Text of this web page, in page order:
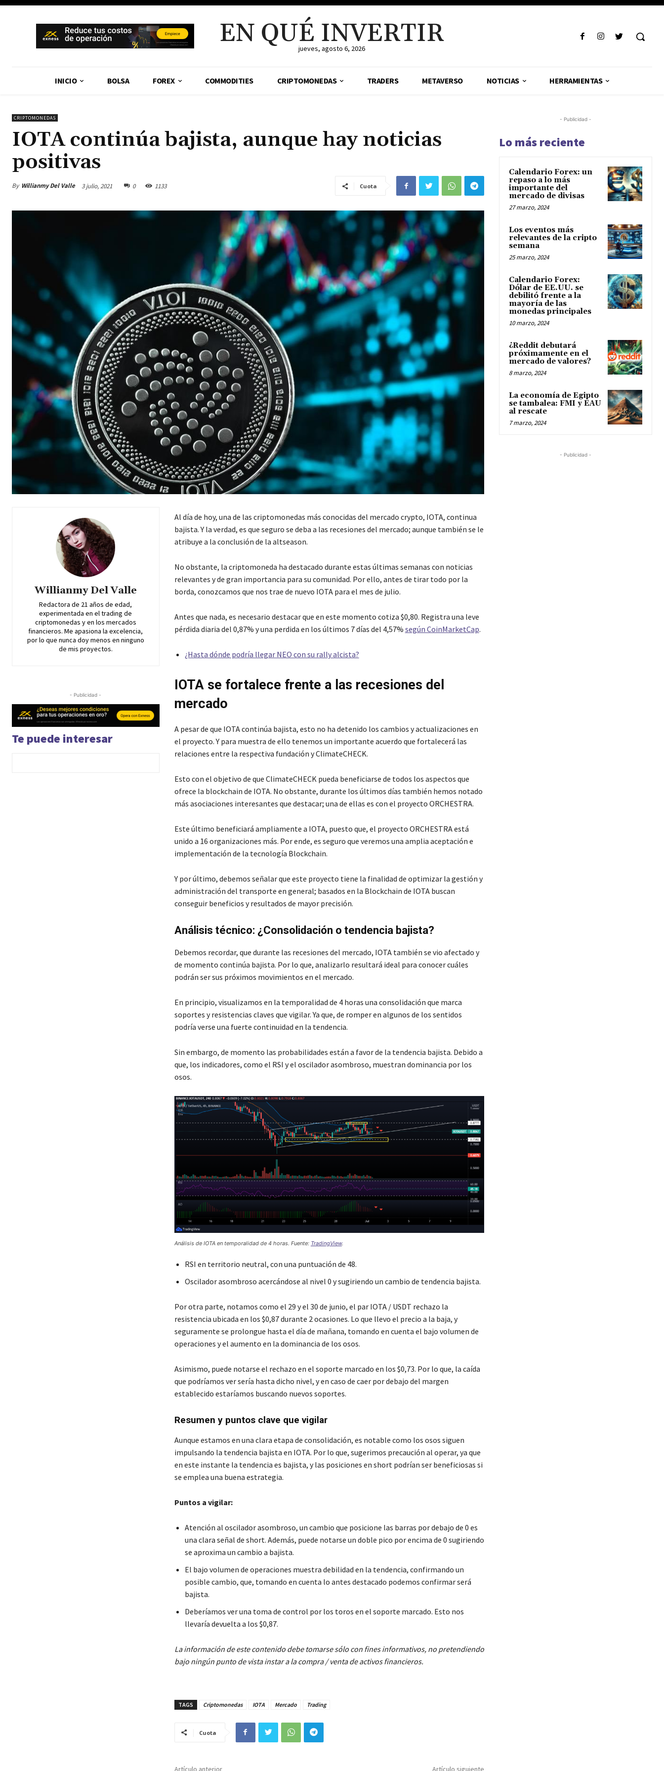
EN QUÉ INVERTIR
jueves, agosto 6, 2026
INICIO BOLSA FOREX COMMODITIES CRIPTOMONEDAS TRADERS METAVERSO NOTICIAS HERRAMIENTAS
CRIPTOMONEDAS
IOTA continúa bajista, aunque hay noticias
positivas
By Willianmy Del Valle 3 julio, 2021 0 1133 Cuota
Willianmy Del Valle
Redactora de 21 años de edad,
experimentada en el trading de
criptomonedas y en los mercados
financieros. Me apasiona la excelencia,
por lo que nunca doy menos en ninguno
de mis proyectos.
- Publicidad -
Te puede interesar
Al día de hoy, una de las criptomonedas más conocidas del mercado crypto, IOTA, continua
bajista. Y la verdad, es que seguro se deba a las recesiones del mercado; aunque también se le
atribuye a la conclusión de la altseason.
No obstante, la criptomoneda ha destacado durante estas últimas semanas con noticias
relevantes y de gran importancia para su comunidad. Por ello, antes de tirar todo por la
borda, conozcamos que nos trae de nuevo IOTA para el mes de julio.
Antes que nada, es necesario destacar que en este momento cotiza $0,80. Registra una leve
pérdida diaria del 0,87% y una perdida en los últimos 7 días del 4,57% según CoinMarketCap.
¿Hasta dónde podría llegar NEO con su rally alcista?
IOTA se fortalece frente a las recesiones del
mercado
A pesar de que IOTA continúa bajista, esto no ha detenido los cambios y actualizaciones en
el proyecto. Y para muestra de ello tenemos un importante acuerdo que fortalecerá las
relaciones entre la respectiva fundación y ClimateCHECK.
Esto con el objetivo de que ClimateCHECK pueda beneficiarse de todos los aspectos que
ofrece la blockchain de IOTA. No obstante, durante los últimos días también hemos notado
más asociaciones interesantes que destacar; una de ellas es con el proyecto ORCHESTRA.
Este último beneficiará ampliamente a IOTA, puesto que, el proyecto ORCHESTRA está
unido a 16 organizaciones más. Por ende, es seguro que veremos una amplia aceptación e
implementación de la tecnología Blockchain.
Y por último, debemos señalar que este proyecto tiene la finalidad de optimizar la gestión y
administración del transporte en general; basados en la Blockchain de IOTA buscan
conseguir beneficios y resultados de mayor precisión.
Análisis técnico: ¿Consolidación o tendencia bajista?
Debemos recordar, que durante las recesiones del mercado, IOTA también se vio afectado y
de momento continúa bajista. Por lo que, analizarlo resultará ideal para conocer cuáles
podrán ser sus próximos movimientos en el mercado.
En principio, visualizamos en la temporalidad de 4 horas una consolidación que marca
soportes y resistencias claves que vigilar. Ya que, de romper en algunos de los sentidos
podría verse una fuerte continuidad en la tendencia.
Sin embargo, de momento las probabilidades están a favor de la tendencia bajista. Debido a
que, los indicadores, como el RSI y el oscilador asombroso, muestran dominancia por los
osos.
Análisis de IOTA en temporalidad de 4 horas. Fuente: TradingView.
RSI en territorio neutral, con una puntuación de 48.
Oscilador asombroso acercándose al nivel 0 y sugiriendo un cambio de tendencia bajista.
Por otra parte, notamos como el 29 y el 30 de junio, el par IOTA / USDT rechazo la
resistencia ubicada en los $0,87 durante 2 ocasiones. Lo que llevo el precio a la baja, y
seguramente se prolongue hasta el día de mañana, tomando en cuenta el bajo volumen de
operaciones y el aumento en la dominancia de los osos.
Asimismo, puede notarse el rechazo en el soporte marcado en los $0,73. Por lo que, la caída
que podríamos ver sería hasta dicho nivel, y en caso de caer por debajo del margen
establecido estaríamos buscando nuevos soportes.
Resumen y puntos clave que vigilar
Aunque estamos en una clara etapa de consolidación, es notable como los osos siguen
impulsando la tendencia bajista en IOTA. Por lo que, sugerimos precaución al operar, ya que
en este instante la tendencia es bajista, y las posiciones en short podrían ser beneficiosas si
se emplea una buena estrategia.
Puntos a vigilar:
Atención al oscilador asombroso, un cambio que posicione las barras por debajo de 0 es
una clara señal de short. Además, puede notarse un doble pico por encima de 0 sugiriendo
se aproxima un cambio a bajista.
El bajo volumen de operaciones muestra debilidad en la tendencia, confirmando un
posible cambio, que, tomando en cuenta lo antes destacado podemos confirmar será
bajista.
Deberíamos ver una toma de control por los toros en el soporte marcado. Esto nos
llevaría devuelta a los $0,87.
La información de este contenido debe tomarse sólo con fines informativos, no pretendiendo
bajo ningún punto de vista instar a la compra / venta de activos financieros.
TAGS Criptomonedas IOTA Mercado Trading
Cuota
Artículo anterior Artículo siguiente
- Publicidad -
Lo más reciente
Calendario Forex: un
repaso a lo más
importante del
mercado de divisas
27 marzo, 2024
Los eventos más
relevantes de la cripto
semana
25 marzo, 2024
Calendario Forex:
Dólar de EE.UU. se
debilitó frente a la
mayoría de las
monedas principales
10 marzo, 2024
¿Reddit debutará
próximamente en el
mercado de valores?
8 marzo, 2024
La economía de Egipto
se tambalea: FMI y EAU
al rescate
7 marzo, 2024
- Publicidad -